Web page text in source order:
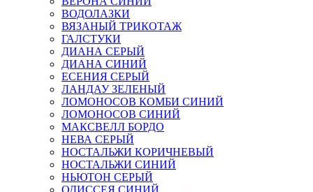
ВОДОЛАЗКИ
ВЯЗАНЫЙ ТРИКОТАЖ
ГАЛСТУКИ
ДИАНА СЕРЫЙ
ДИАНА СИНИЙ
ЕСЕНИЯ СЕРЫЙ
ЛАНДАУ ЗЕЛЕНЫЙ
ЛОМОНОСОВ КОМБИ СИНИЙ
ЛОМОНОСОВ СИНИЙ
МАКСВЕЛЛ БОРДО
НЕВА СЕРЫЙ
НОСТАЛЬЖИ КОРИЧНЕВЫЙ
НОСТАЛЬЖИ СИНИЙ
НЬЮТОН СЕРЫЙ
ОДИССЕЯ СИНИЙ